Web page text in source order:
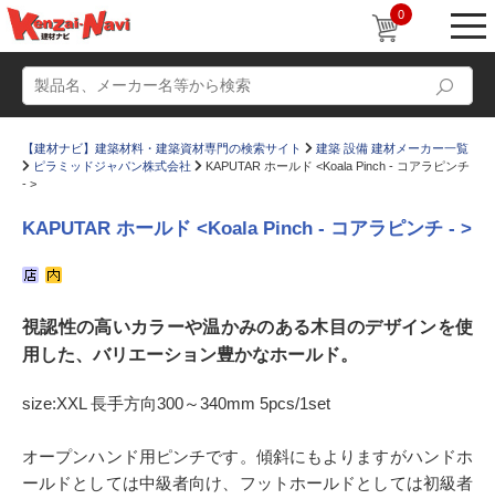
0
動画
かたなび コラム
すまいリング 設計士インタビュー
Q＆A 販売・施工代理店募集
【建材ナビ】建築材料・建築資材専門の検索サイト
建築 設備 建材メーカー一覧
ピラミッドジャパン株式会社
KAPUTAR ホールド <Koala Pinch - コアラピンチ
- >
KAPUTAR ホールド <Koala Pinch - コアラピンチ - >
視認性の高いカラーや温かみのある木目のデザインを使
用した、バリエーション豊かなホールド。
size:XXL 長手方向300～340mm 5pcs/1set
オープンハンド用ピンチです。傾斜にもよりますがハンドホ
ールドとしては中級者向け、フットホールドとしては初級者